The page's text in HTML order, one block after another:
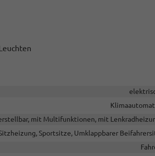
mit Multifunktionen, mit
Sportsitze, Umklappbarer